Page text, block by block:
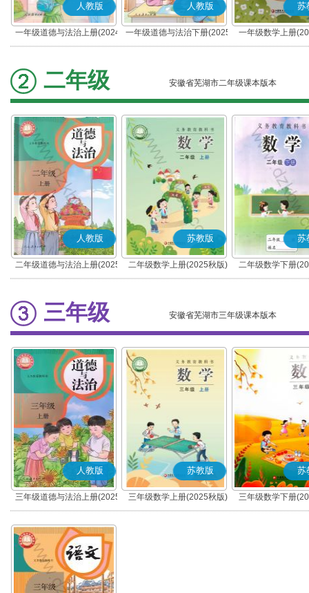
人教版
一年级道德与法治上册(2024
秋版)(部编版)
人教版
一年级道德与法治下册(2025
春版)(部编版)
苏
一年级数学上册
二年级 安徽省芜湖市二年级课本版本
人教版
二年级道德与法治上册(2025
秋版)(部编版)
苏教版
二年级数学上册(2025秋版)
苏
二年级数学下册
三年级 安徽省芜湖市三年级课本版本
人教版
三年级道德与法治上册(2025
秋版)(部编版)
苏教版
三年级数学上册(2025秋版)
苏
三年级数学下册